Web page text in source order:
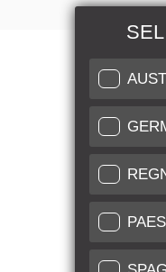
Fai uso
Care
Assistenza
Service